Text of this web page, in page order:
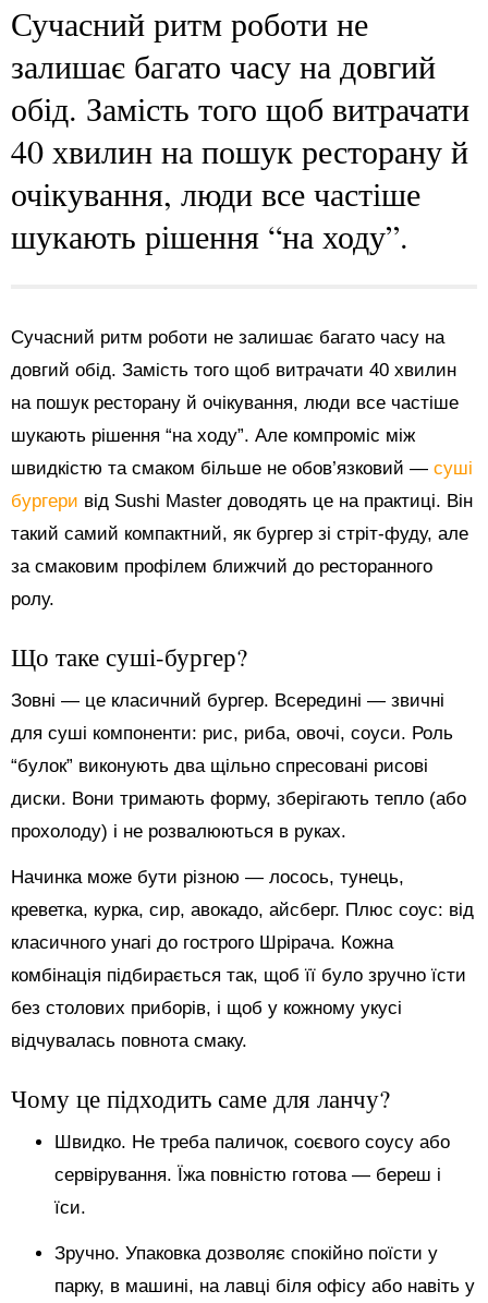
Сучасний ритм роботи не
залишає багато часу на довгий
обід. Замість того щоб витрачати
40 хвилин на пошук ресторану й
очікування, люди все частіше
шукають рішення “на ходу”.
Сучасний ритм роботи не залишає багато часу на
довгий обід. Замість того щоб витрачати 40 хвилин
на пошук ресторану й очікування, люди все частіше
шукають рішення “на ходу”. Але компроміс між
швидкістю та смаком більше не обов’язковий — суші
бургери від Sushi Master доводять це на практиці. Він
такий самий компактний, як бургер зі стріт-фуду, але
за смаковим профілем ближчий до ресторанного
ролу.
Що таке суші-бургер?
Зовні — це класичний бургер. Всередині — звичні
для суші компоненти: рис, риба, овочі, соуси. Роль
“булок” виконують два щільно спресовані рисові
диски. Вони тримають форму, зберігають тепло (або
прохолоду) і не розвалюються в руках.
Начинка може бути різною — лосось, тунець,
креветка, курка, сир, авокадо, айсберг. Плюс соус: від
класичного унагі до гострого Шрірача. Кожна
комбінація підбирається так, щоб її було зручно їсти
без столових приборів, і щоб у кожному укусі
відчувалась повнота смаку.
Чому це підходить саме для ланчу?
Швидко. Не треба паличок, соєвого соусу або
сервірування. Їжа повністю готова — береш і
їси.
Зручно. Упаковка дозволяє спокійно поїсти у
парку, в машині, на лавці біля офісу або навіть у